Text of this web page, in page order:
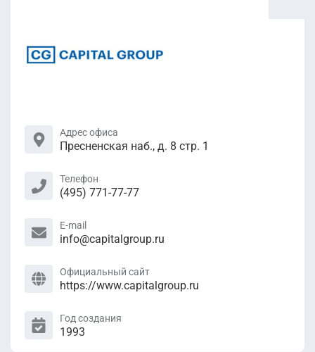
Адрес офиса
Пресненская наб., д. 8 стр. 1
Телефон
(495) 771-77-77
E-mail
info@capitalgroup.ru
Официальный сайт
https://www.capitalgroup.ru
Год создания
1993